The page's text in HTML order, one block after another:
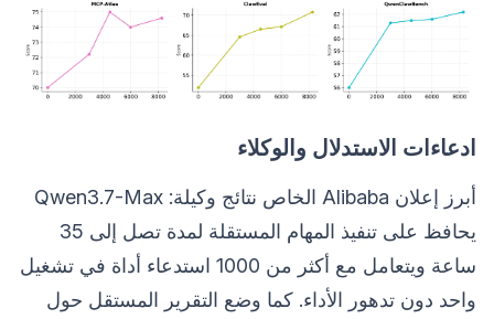
ادعاءات الاستدلال والوكلاء
أبرز إعلان Alibaba الخاص نتائج وكيلة: Qwen3.7-Max
يحافظ على تنفيذ المهام المستقلة لمدة تصل إلى 35
ساعة ويتعامل مع أكثر من 1000 استدعاء أداة في تشغيل
واحد دون تدهور الأداء. كما وضع التقرير المستقل حول